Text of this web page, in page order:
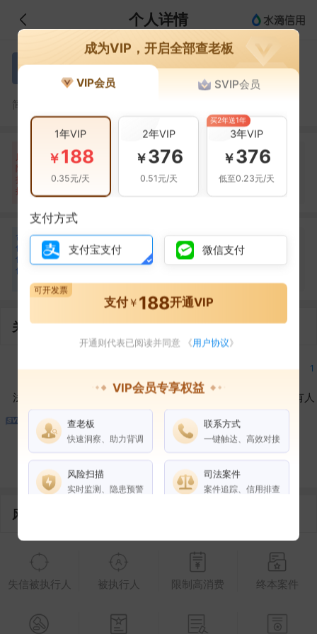
个人详情
吴 吴孝祥
简介：
风
险
扫
描
自身风险
暂无风险
关联风险
暂无风险
提示信息
当前企业(0条)
合
作
伙
伴
林 林春兰
合作1次
关联企业
2
法定代表人
1
对外投资
2
在外任职
1
作为受益所有人
1
控制企业
1
风险信息
失信被执行人 被执行人 限制高消费 终本案件
成为VIP，开启全部查老板
VIP会员 SVIP会员
1年VIP
￥188
0.35元/天
2年VIP
￥376
0.51元/天
3年VIP
￥376
低至0.23元/天
买2年送1年
支付方式
支付宝支付 微信支付
支付￥ 188开通VIP
可开发票
开通则代表已阅读并同意 《用户协议》
VIP会员专享权益
查老板
快速洞察、助力背调
联系方式
一键触达、高效对接
风险扫描
实时监测、隐患预警
司法案件
案件追踪、信用排查
权益说明 VIP会员 SVIP会员
企业全部电话